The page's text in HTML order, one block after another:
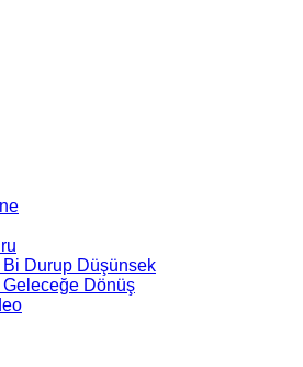
Durup Düşünsek
Dönüş